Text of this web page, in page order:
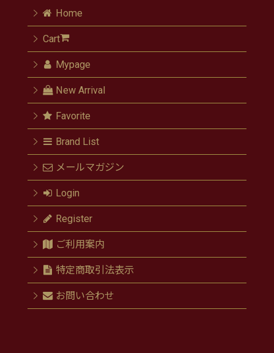
Home
Cart
Mypage
New Arrival
Favorite
Brand List
メールマガジン
Login
Register
ご利用案内
特定商取引法表示
お問い合わせ